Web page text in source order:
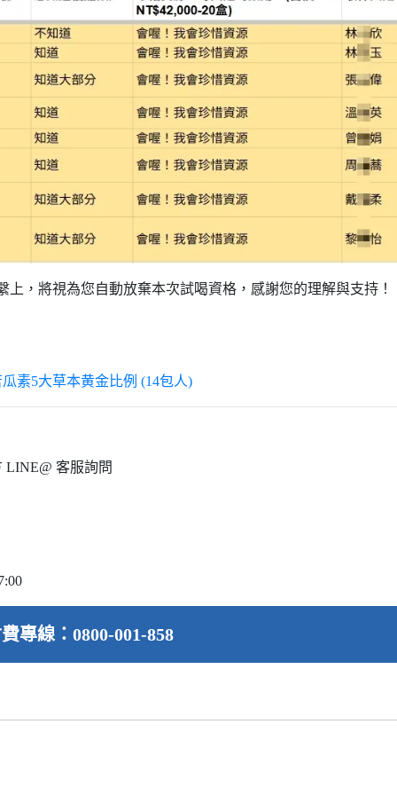
，將視為您自動放棄本次試喝資格，感謝您的理解與支持！
素5大草本黄金比例 (14包人)
LINE@ 客服詢問
專線：0800-001-858